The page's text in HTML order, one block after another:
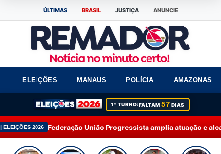
ÚLTIMAS BRASIL JUSTIÇA ANUNCIE
ELEIÇÕES MANAUS POLÍCIA AMAZONAS
1º TURNO:FALTAM57 DIAS
União Progressista amplia atuação e alcança 92% dos